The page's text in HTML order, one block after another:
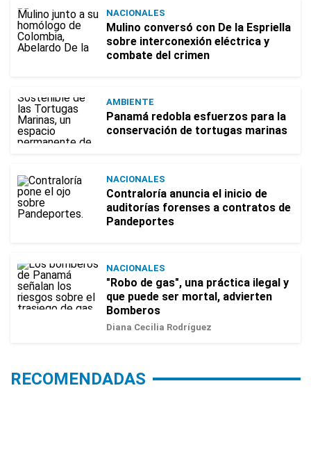
NACIONALES
Mulino conversó con De la Espriella
sobre interconexión eléctrica y
combate del crimen
AMBIENTE
Panamá redobla esfuerzos para la
conservación de tortugas marinas
NACIONALES
Contraloría anuncia el inicio de
auditorías forenses a contratos de
Pandeportes
NACIONALES
"Robo de gas", una práctica ilegal y
que puede ser mortal, advierten
Bomberos
Diana Cecilia Rodríguez
RECOMENDADAS